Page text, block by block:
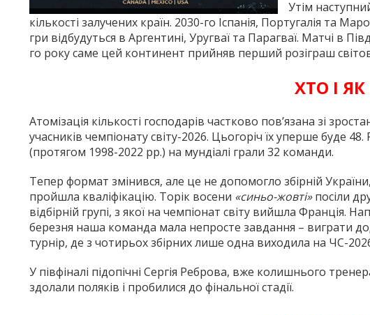
Утім
кількості залучених країн. 2030-го Іспанія, Португалія та
гри відбудуться в Аргентині, Уругваї та Парагваї. Матчі в
го року саме цей континент прийняв перший розіграш
ХТО І
Атомізація кількості господарів частково пов’язана зі
учасників чемпіонату світу-2026. Цьогоріч їх уперше буде 48.
(протягом 1998-2022 рр.) на мундіалі грали 32 команди.
Тепер формат змінився, але це не допомогло збірній
пройшла кваліфікацію. Торік восени «синьо-жовті»посіли
відбірній групі, з якої на чемпіонат світу вийшла Франція.
березня наша команда мала непросте завдання – виграти
турнір, де з чотирьох збірних лише одна виходила на ЧС-
У півфіналі підопічні Сергія Реброва, вже колишнього
здолали поляків і пробилися до фінальної стадії.